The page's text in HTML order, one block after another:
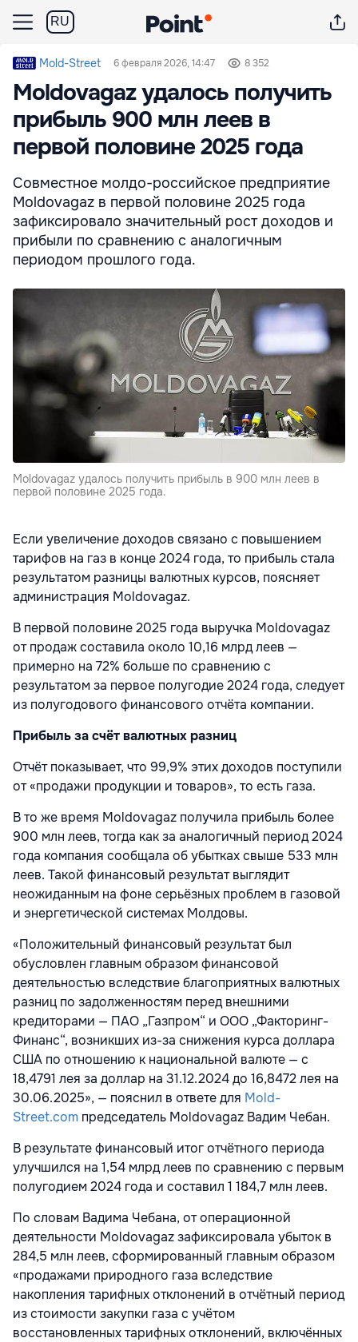
RU
Mold-Street 6 февраля 2026, 14:47 8 352
Moldovagaz удалось получить
прибыль 900 млн леев в
первой половине 2025 года
Совместное молдо-российское предприятие
Moldovagaz в первой половине 2025 года
зафиксировало значительный рост доходов и
прибыли по сравнению с аналогичным
периодом прошлого года.
Moldovagaz удалось получить прибыль в 900 млн леев в
первой половине 2025 года.
Если увеличение доходов связано с повышением
тарифов на газ в конце 2024 года, то прибыль стала
результатом разницы валютных курсов, поясняет
администрация Moldovagaz.
В первой половине 2025 года выручка Moldovagaz
от продаж составила около 10,16 млрд леев —
примерно на 72% больше по сравнению с
результатом за первое полугодие 2024 года, следует
из полугодового финансового отчёта компании.
Прибыль за счёт валютных разниц
Отчёт показывает, что 99,9% этих доходов поступили
от «продажи продукции и товаров», то есть газа.
В то же время Moldovagaz получила прибыль более
900 млн леев, тогда как за аналогичный период 2024
года компания сообщала об убытках свыше 533 млн
леев. Такой финансовый результат выглядит
неожиданным на фоне серьёзных проблем в газовой
и энергетической системах Молдовы.
«Положительный финансовый результат был
обусловлен главным образом финансовой
деятельностью вследствие благоприятных валютных
разниц по задолженностям перед внешними
кредиторами — ПАО „Газпром“ и ООО „Факторинг-
Финанс“, возникших из-за снижения курса доллара
США по отношению к национальной валюте — с
18,4791 лея за доллар на 31.12.2024 до 16,8472 лея на
30.06.2025», — пояснил в ответе для Mold-
Street.com председатель Moldovagaz Вадим Чебан.
В результате финансовый итог отчётного периода
улучшился на 1,54 млрд леев по сравнению с первым
полугодием 2024 года и составил 1 184,7 млн леев.
По словам Вадима Чебана, от операционной
деятельности Moldovagaz зафиксировала убыток в
284,5 млн леев, сформированный главным образом
«продажами природного газа вследствие
накопления тарифных отклонений в отчётный период
из стоимости закупки газа с учётом
восстановленных тарифных отклонений, включённых